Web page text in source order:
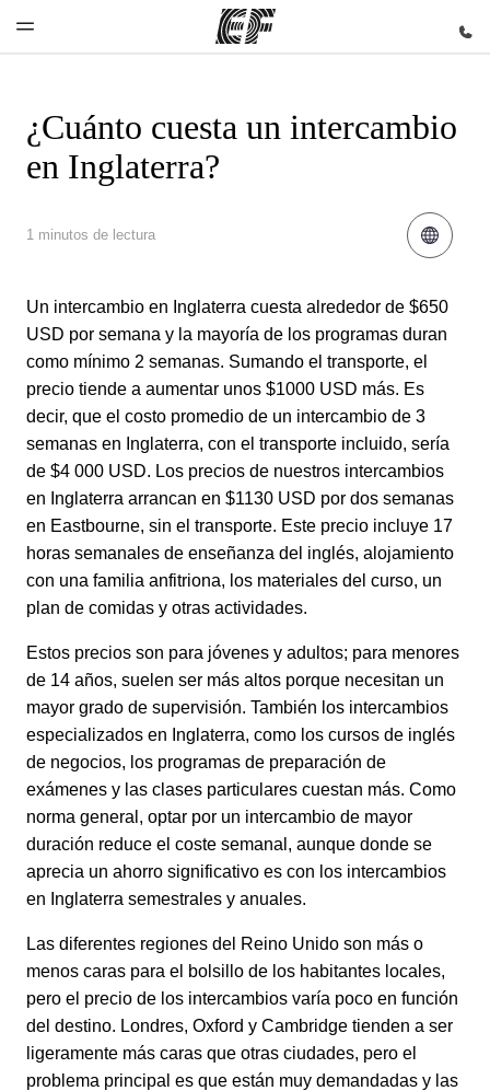
Inicio
Bienvenido
Programas
Ver todo lo
Oficinas
¿Cuánto cuesta un intercambio
en Inglaterra?
1 minutos de lectura
Un intercambio en Inglaterra cuesta alrededor de $650
USD por semana y la mayoría de los programas duran
como mínimo 2 semanas. Sumando el transporte, el
precio tiende a aumentar unos $1000 USD más. Es
decir, que el costo promedio de un intercambio de 3
semanas en Inglaterra, con el transporte incluido, sería
de $4 000 USD. Los precios de nuestros intercambios
en Inglaterra arrancan en $1130 USD por dos semanas
en Eastbourne, sin el transporte. Este precio incluye 17
horas semanales de enseñanza del inglés, alojamiento
con una familia anfitriona, los materiales del curso, un
plan de comidas y otras actividades.
Estos precios son para jóvenes y adultos; para menores
de 14 años, suelen ser más altos porque necesitan un
mayor grado de supervisión. También los intercambios
especializados en Inglaterra, como los cursos de inglés
de negocios, los programas de preparación de
exámenes y las clases particulares cuestan más. Como
norma general, optar por un intercambio de mayor
duración reduce el coste semanal, aunque donde se
aprecia un ahorro significativo es con los intercambios
en Inglaterra semestrales y anuales.
Las diferentes regiones del Reino Unido son más o
menos caras para el bolsillo de los habitantes locales,
pero el precio de los intercambios varía poco en función
del destino. Londres, Oxford y Cambridge tienden a ser
ligeramente más caras que otras ciudades, pero el
problema principal es que están muy demandadas y las